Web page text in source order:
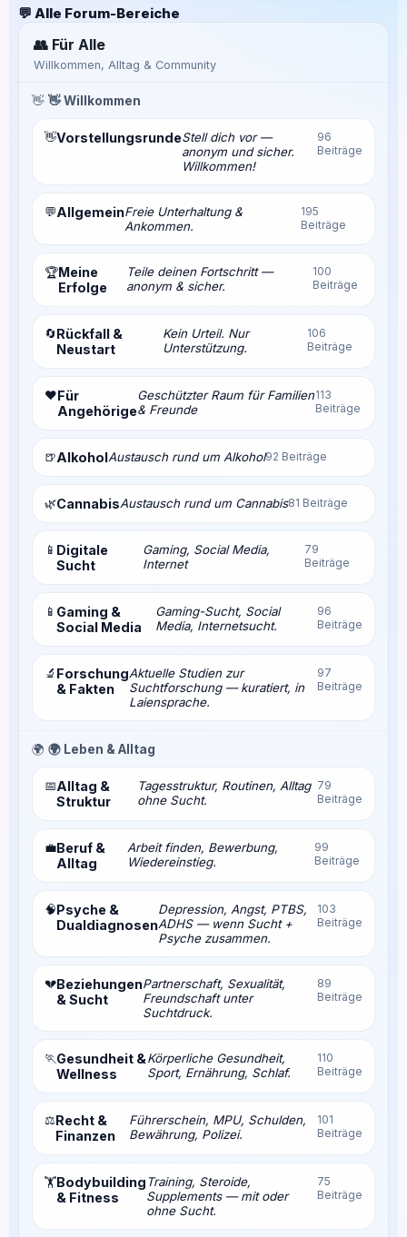
💬 Alle Forum-Bereiche
👥 Für Alle
Willkommen, Alltag & Community
👋 👋 Willkommen
👋VorstellungsrundeStell dich vor —
anonym und sicher.
Willkommen!
96
Beiträge
💬AllgemeinFreie Unterhaltung &
Ankommen.
195
Beiträge
🏆Meine
Erfolge
Teile deinen Fortschritt —
anonym & sicher.
100
Beiträge
🔄Rückfall &
Neustart
Kein Urteil. Nur
Unterstützung.
106
Beiträge
❤️Für
Angehörige
Geschützter Raum für Familien
& Freunde
113
Beiträge
🍺AlkoholAustausch rund um Alkohol92 Beiträge
🌿CannabisAustausch rund um Cannabis81 Beiträge
📱 Digitale
Sucht
Gaming, Social Media,
Internet
79
Beiträge
📱 Gaming &
Social Media
Gaming-Sucht, Social
Media, Internetsucht.
96
Beiträge
🔬 Forschung
& Fakten
Aktuelle Studien zur
Suchtforschung — kuratiert, in
Laiensprache.
97
Beiträge
🌍 🌍 Leben & Alltag
📅Alltag &
Struktur
Tagesstruktur, Routinen, Alltag
ohne Sucht.
79
Beiträge
💼Beruf &
Alltag
Arbeit finden, Bewerbung,
Wiedereinstieg.
99
Beiträge
🧠Psyche &
Dualdiagnosen
Depression, Angst, PTBS,
ADHS — wenn Sucht +
Psyche zusammen.
103
Beiträge
💔Beziehungen
& Sucht
Partnerschaft, Sexualität,
Freundschaft unter
Suchtdruck.
89
Beiträge
🏃Gesundheit &
Wellness
Körperliche Gesundheit,
Sport, Ernährung, Schlaf.
110
Beiträge
⚖️Recht &
Finanzen
Führerschein, MPU, Schulden,
Bewährung, Polizei.
101
Beiträge
🏋️Bodybuilding
& Fitness
Training, Steroide,
Supplements — mit oder
ohne Sucht.
75
Beiträge